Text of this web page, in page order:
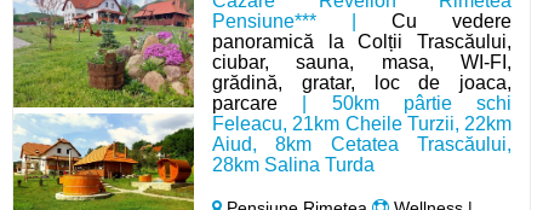
Pensiune*** |Cu vedere
panoramică la Colții Trascăului,
ciubar, sauna, masa, WI-FI,
grădină, gratar, loc de joaca,
parcare | 50km pârtie schi
Feleacu, 21km Cheile Turzii, 22km
Aiud, 8km Cetatea Trascăului,
28km Salina Turda